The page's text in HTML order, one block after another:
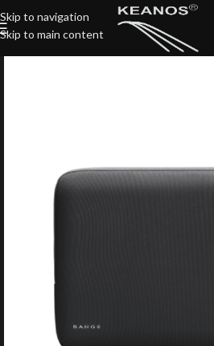
Skip to navigation
Skip to main content